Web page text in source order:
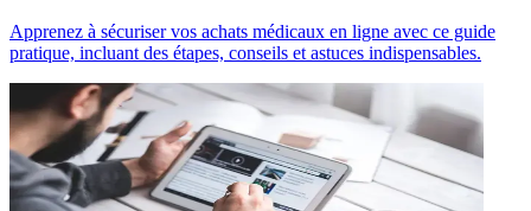
Apprenez à sécuriser vos achats médicaux en ligne avec ce guide
pratique, incluant des étapes, conseils et astuces indispensables.